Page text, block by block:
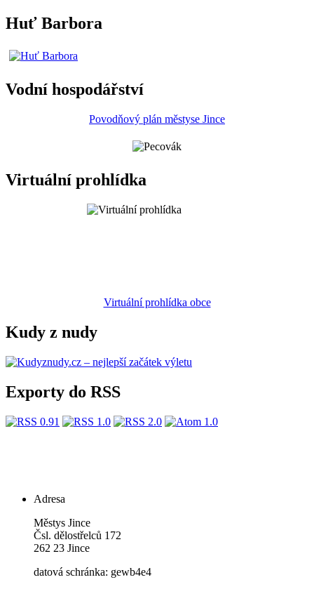
Huť Barbora
Vodní hospodářství
Povodňový plán městyse Jince
Virtuální prohlídka
Virtuální prohlídka obce
Kudy z nudy
Exporty do RSS
Adresa
Městys Jince
Čsl. dělostřelců 172
262 23 Jince
datová schránka: gewb4e4